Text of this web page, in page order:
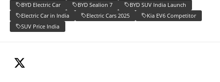
BYD Electric Car BYD Sealion 7
BYD SUV India Launch
Electric Car in India
Electric Cars 2025
Kia EV6 Competitor
SUV Price India